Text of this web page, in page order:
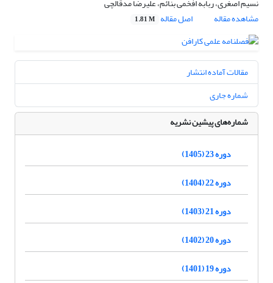
نسیم اصغری، ربابه افخمی بنائم، علیرضا مدقالچی
مشاهده مقاله
اصل مقاله 1.81 M
مقالات آماده انتشار
شماره جاری
شماره‌های پیشین نشریه
دوره 23 (1405)
دوره 22 (1404)
دوره 21 (1403)
دوره 20 (1402)
دوره 19 (1401)